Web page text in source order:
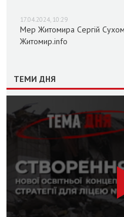
17.04.2024, 10:29
Мер Житомира Сергій
Житомир.info
ТЕМИ ДНЯ